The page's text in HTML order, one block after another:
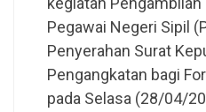
Pegawai Negeri Sipil
Penyerahan Surat
Pengangkatan bagi
pada Selasa (28/04/